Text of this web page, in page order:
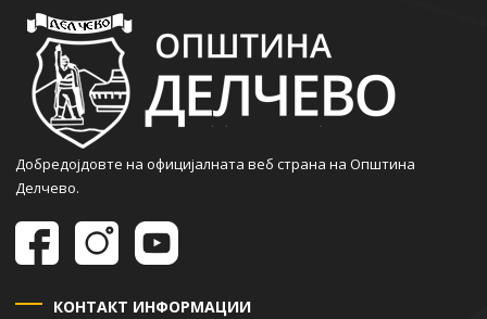
Добредојдовте на официјалната веб страна на Општина
Делчево.
КОНТАКТ ИНФОРМАЦИИ